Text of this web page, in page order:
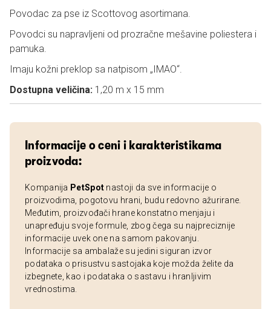
Povodac za pse iz Scottovog asortimana.
Povodci su napravljeni od prozračne mešavine poliestera i
pamuka.
Imaju kožni preklop sa natpisom „IMAO“.
Dostupna veličina: 1,20 m x 15 ​​mm
Informacije o ceni i karakteristikama
proizvoda:
Kompanija PetSpot nastoji da sve informacije o
proizvodima, pogotovu hrani, budu redovno ažurirane.
Međutim, proizvođači hrane konstatno menjaju i
unapređuju svoje formule, zbog čega su najpreciznije
informacije uvek one na samom pakovanju.
Informacije sa ambalaže su jedini siguran izvor
podataka o prisustvu sastojaka koje možda želite da
izbegnete, kao i podataka o sastavu i hranljivim
vrednostima.